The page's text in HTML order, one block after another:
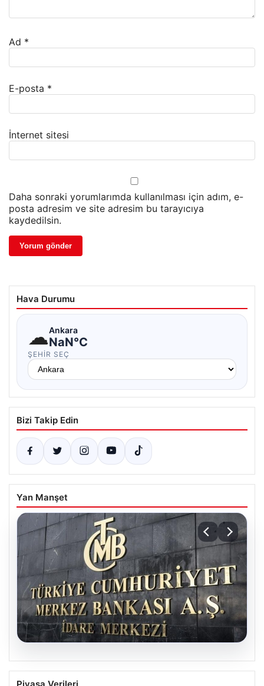
Ad *
E-posta *
İnternet sitesi
Daha sonraki yorumlarımda kullanılması için adım, e-
posta adresim ve site adresim bu tarayıcıya
kaydedilsin.
Hava Durumu
☁Ankara
NaN°C
ŞEHIR SEÇ
Bizi Takip Edin
Yan Manşet
Merkez Bankası faiz kararı ne zaman?